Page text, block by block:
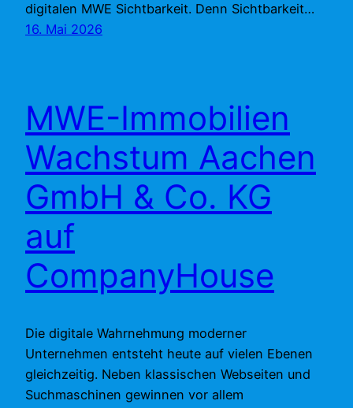
digitalen MWE Sichtbarkeit. Denn Sichtbarkeit…
16. Mai 2026
MWE-Immobilien
Wachstum Aachen
GmbH & Co. KG
auf
CompanyHouse
Die digitale Wahrnehmung moderner
Unternehmen entsteht heute auf vielen Ebenen
gleichzeitig. Neben klassischen Webseiten und
Suchmaschinen gewinnen vor allem